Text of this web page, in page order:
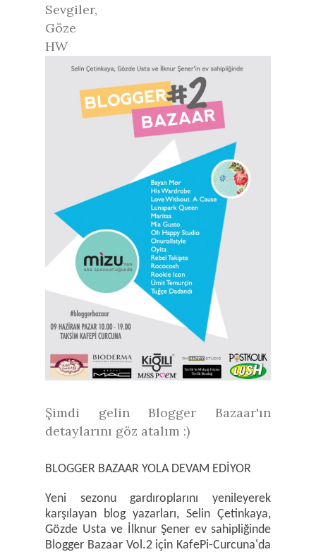
Sevgiler,
Göze
HW
Şimdi gelin Blogger Bazaar'ın
detaylarını göz atalım :)
BLOGGER BAZAAR YOLA DEVAM EDİYOR
Yeni sezonu gardıroplarını yenileyerek
karşılayan blog yazarları, Selin Çetinkaya,
Gözde Usta ve İlknur Şener ev sahipliğinde
Blogger Bazaar Vol.2 için KafePi-Curcuna'da